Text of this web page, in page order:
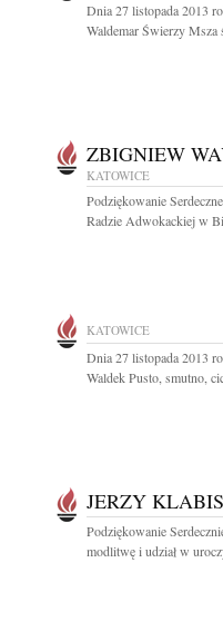
Dnia 27 listopada 2013
Waldemar Świerzy Msza
ZBIGNIEW
KATOWICE
Podziękowanie
Radzie Adwokackiej w
KATOWICE
Dnia 27 listopada 2013
Waldek Pusto, smutno,
JERZY
Podziękowanie
modlitwę i udział w